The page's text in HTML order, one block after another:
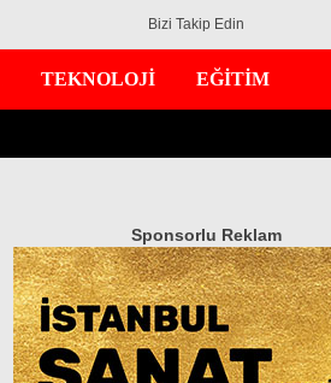
Bizi Takip Edin
TEKNOLOJİ EĞİTİM
Sponsorlu Reklam